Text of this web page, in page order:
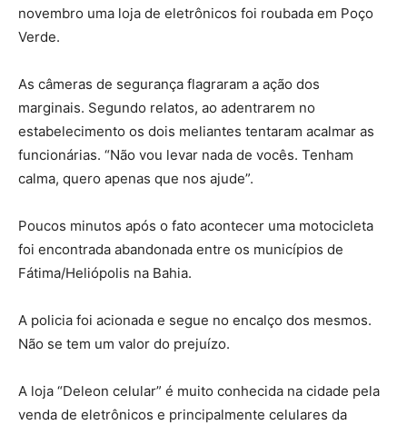
novembro uma loja de eletrônicos foi roubada em Poço
Verde.
As câmeras de segurança flagraram a ação dos
marginais. Segundo relatos, ao adentrarem no
estabelecimento os dois meliantes tentaram acalmar as
funcionárias. “Não vou levar nada de vocês. Tenham
calma, quero apenas que nos ajude”.
Poucos minutos após o fato acontecer uma motocicleta
foi encontrada abandonada entre os municípios de
Fátima/Heliópolis na Bahia.
A policia foi acionada e segue no encalço dos mesmos.
Não se tem um valor do prejuízo.
A loja “Deleon celular” é muito conhecida na cidade pela
venda de eletrônicos e principalmente celulares da